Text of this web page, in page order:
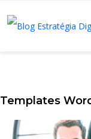
Templates